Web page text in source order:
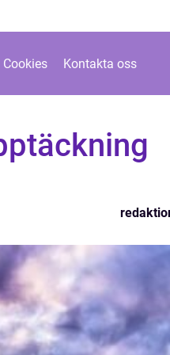
Cookies Kontakta oss